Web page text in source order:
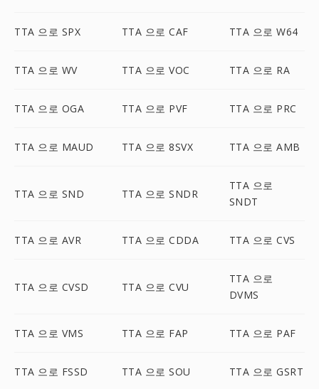
TTA 으로 SPX TTA 으로 CAF TTA 으로 W64
TTA 으로 WV TTA 으로 VOC TTA 으로 RA
TTA 으로 OGA TTA 으로 PVF TTA 으로 PRC
TTA 으로 MAUD TTA 으로 8SVX TTA 으로 AMB
TTA 으로 SND TTA 으로 SNDR
TTA 으로
SNDT
TTA 으로 AVR TTA 으로 CDDA TTA 으로 CVS
TTA 으로 CVSD TTA 으로 CVU
TTA 으로
DVMS
TTA 으로 VMS TTA 으로 FAP TTA 으로 PAF
TTA 으로 FSSD TTA 으로 SOU TTA 으로 GSRT